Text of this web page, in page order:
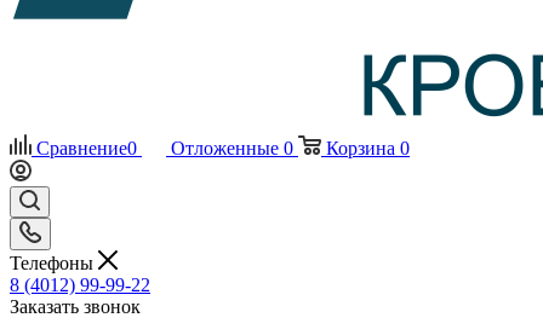
Сравнение0 Отложенные 0 Корзина 0
Телефоны
8 (4012) 99-99-22
Заказать звонок